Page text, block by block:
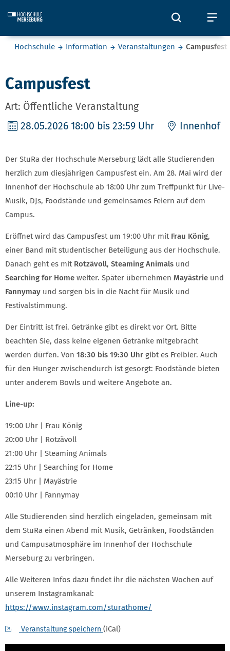
Öffnet
Sie befinden sich hier:
Hochschule Information Veranstaltungen Campusfest
Campusfest
Art: Öffentliche Veranstaltung
28.05.2026 18:00 bis 23:59 Uhr Innenhof
Der StuRa der Hochschule Merseburg lädt alle Studierenden
herzlich zum diesjährigen Campusfest ein. Am 28. Mai wird der
Innenhof der Hochschule ab 18:00 Uhr zum Treffpunkt für Live-
Musik, DJs, Foodstände und gemeinsames Feiern auf dem
Campus.
Eröffnet wird das Campusfest um 19:00 Uhr mit Frau König,
einer Band mit studentischer Beteiligung aus der Hochschule.
Danach geht es mit Rotzävoll, Steaming Animals und
Searching for Home weiter. Später übernehmen Mayästrie und
Fannymay und sorgen bis in die Nacht für Musik und
Festivalstimmung.
Der Eintritt ist frei. Getränke gibt es direkt vor Ort. Bitte
beachten Sie, dass keine eigenen Getränke mitgebracht
werden dürfen. Von 18:30 bis 19:30 Uhr gibt es Freibier. Auch
für den Hunger zwischendurch ist gesorgt: Foodstände bieten
unter anderem Bowls und weitere Angebote an.
Line-up:
19:00 Uhr | Frau König
20:00 Uhr | Rotzävoll
21:00 Uhr | Steaming Animals
22:15 Uhr | Searching for Home
23:15 Uhr | Mayästrie
00:10 Uhr | Fannymay
Alle Studierenden sind herzlich eingeladen, gemeinsam mit
dem StuRa einen Abend mit Musik, Getränken, Foodständen
und Campusatmosphäre im Innenhof der Hochschule
Merseburg zu verbringen.
Alle Weiteren Infos dazu findet ihr die nächsten Wochen auf
unserem Instagramkanal:
https://www.instagram.com/sturathome/
Veranstaltung speichern (iCal)